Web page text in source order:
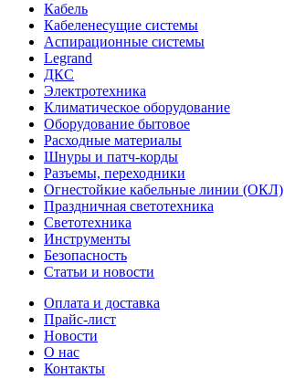
Кабель
Кабеленесущие системы
Аспирационные системы
Legrand
ДКС
Электротехника
Климатическое оборудование
Оборудование бытовое
Расходные материалы
Шнуры и патч-корды
Разъемы, переходники
Огнестойкие кабельные линии (ОКЛ)
Праздничная светотехника
Светотехника
Инструменты
Безопасность
Статьи и новости
Оплата и доставка
Прайс-лист
Новости
О нас
Контакты